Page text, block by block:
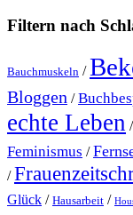
Filtern nach
Bauchmuskeln /
Bloggen /
echte Leben /
Feminismus /
/
Glück / Hausarbeit /